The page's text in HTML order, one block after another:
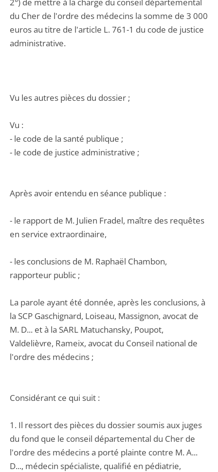
du Cher de l'ordre des médecins la somme de 3 000
euros au titre de l'article L. 761-1 du code de justice
administrative.
Vu les autres pièces du dossier ;
Vu :
- le code de la santé publique ;
- le code de justice administrative ;
Après avoir entendu en séance publique :
- le rapport de M. Julien Fradel, maître des requêtes
en service extraordinaire,
- les conclusions de M. Raphaël Chambon,
rapporteur public ;
La parole ayant été donnée, après les conclusions, à
la SCP Gaschignard, Loiseau, Massignon, avocat de
M. D... et à la SARL Matuchansky, Poupot,
Valdelièvre, Rameix, avocat du Conseil national de
l'ordre des médecins ;
Considérant ce qui suit :
1. Il ressort des pièces du dossier soumis aux juges
du fond que le conseil départemental du Cher de
l'ordre des médecins a porté plainte contre M. A...
D..., médecin spécialiste, qualifié en pédiatrie,